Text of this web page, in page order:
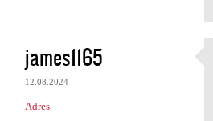
james1165
12.08.2024
Adres